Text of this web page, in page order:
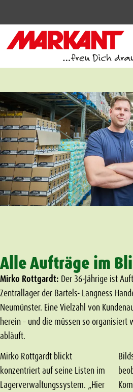
Alle Aufträge im
Mirko Rottgardt: Der 36-Jährige ist
Zentrallager der Bartels- Langness
Neumünster. Eine Vielzahl von
herein – und die müssen so
abläuft.
Mirko Rottgardt blickt
konzentriert auf seine Listen im
Lagerverwaltungssystem. „Hier
Bildschirm kann Mirko Rottgardt
beobachten, wie weit die
Kommissionierer mit ihrer Arbeit